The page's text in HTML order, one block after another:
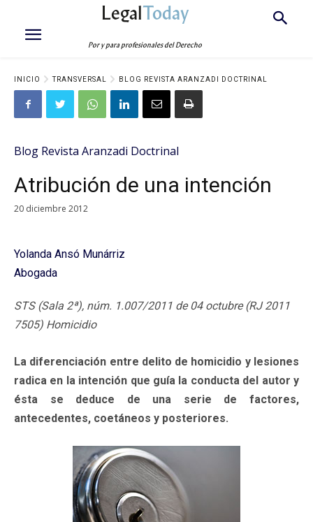
LegalToday
Por y para profesionales del Derecho
INICIO TRANSVERSAL BLOG REVISTA ARANZADI DOCTRINAL
Blog Revista Aranzadi Doctrinal
Atribución de una intención
20 diciembre 2012
Yolanda Ansó Munárriz
Abogada
STS (Sala 2ª), núm. 1.007/2011 de 04 octubre (RJ 2011
7505) Homicidio
La diferenciación entre delito de homicidio y lesiones
radica en la intención que guía la conducta del autor y
ésta se deduce de una serie de factores,
antecedentes, coetáneos y posteriores.